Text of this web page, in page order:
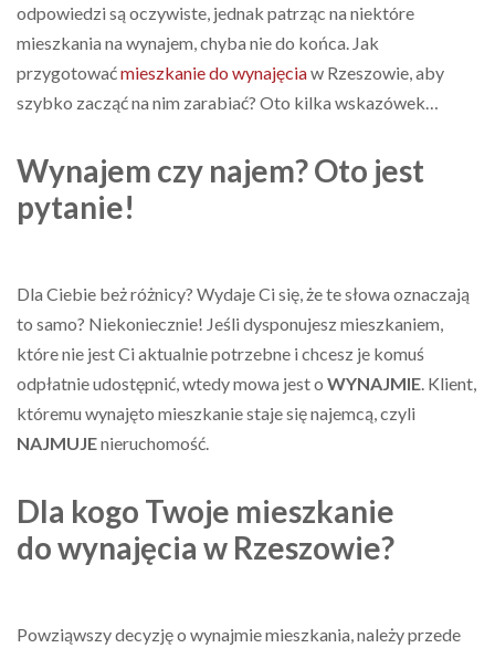
odpowiedzi są oczywiste, jednak patrząc na niektóre
mieszkania na wynajem, chyba nie do końca. Jak
przygotowaćmieszkanie do wynajęciaw Rzeszowie, aby
szybko zacząć na nim zarabiać? Oto kilka wskazówek…
Wynajem czy najem? Oto jest
pytanie!
Dla Ciebie beż różnicy? Wydaje Ci się, że te słowa oznaczają
to samo? Niekoniecznie! Jeśli dysponujesz mieszkaniem,
które nie jest Ci aktualnie potrzebne i chcesz je komuś
odpłatnie udostępnić, wtedy mowa jest o WYNAJMIE. Klient,
któremu wynajęto mieszkanie staje się najemcą, czyli
NAJMUJEnieruchomość.
Dla kogo Twoje mieszkanie
do wynajęcia w Rzeszowie?
Powziąwszy decyzję o wynajmie mieszkania, należy przede